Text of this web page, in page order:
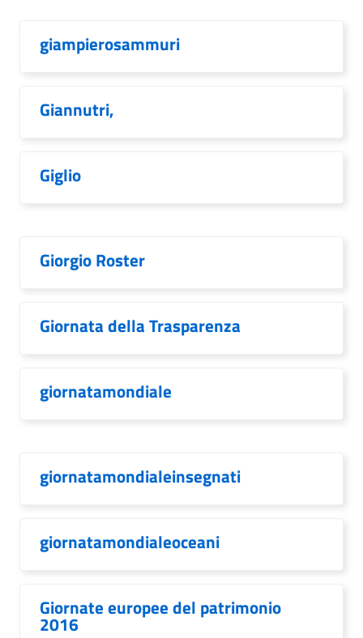
giampierosammuri
Giannutri,
Giglio
Giorgio Roster
Giornata della Trasparenza
giornatamondiale
giornatamondialeinsegnati
giornatamondialeoceani
Giornate europee del patrimonio
2016